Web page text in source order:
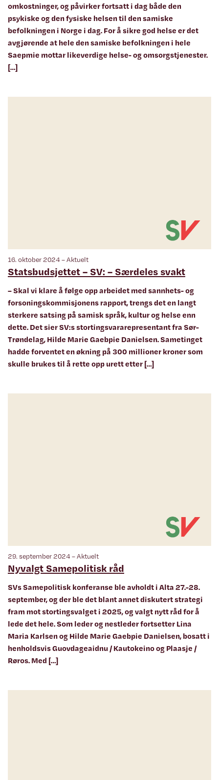
omkostninger, og påvirker fortsatt i dag både den
psykiske og den fysiske helsen til den samiske
befolkningen i Norge i dag. For å sikre god helse er det
avgjørende at hele den samiske befolkningen i hele
Saepmie mottar likeverdige helse- og omsorgstjenester.
[…]
16. oktober 2024 – Aktuelt
Statsbudsjettet – SV: – Særdeles svakt
– Skal vi klare å følge opp arbeidet med sannhets- og
forsoningskommisjonens rapport, trengs det en langt
sterkere satsing på samisk språk, kultur og helse enn
dette. Det sier SV:s stortingsvararepresentant fra Sør-
Trøndelag, Hilde Marie Gaebpie Danielsen. Sametinget
hadde forventet en økning på 300 millioner kroner som
skulle brukes til å rette opp urett etter […]
29. september 2024 – Aktuelt
Nyvalgt Samepolitisk råd
SVs Samepolitisk konferanse ble avholdt i Alta 27.-28.
september, og der ble det blant annet diskutert strategi
fram mot stortingsvalget i 2025, og valgt nytt råd for å
lede det hele. Som leder og nestleder fortsetter Lina
Maria Karlsen og Hilde Marie Gaebpie Danielsen, bosatt i
henholdsvis Guovdageaidnu / Kautokeino og Plaasje /
Røros. Med […]